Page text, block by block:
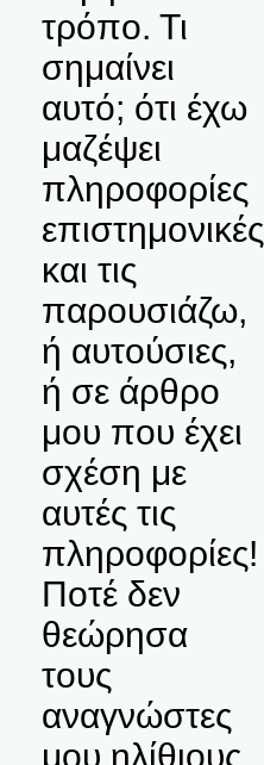
τρόπο. Τι
σημαίνει
αυτό; ότι έχω
μαζέψει
πληροφορίες
επιστημονικές
και τις
παρουσιάζω,
ή αυτούσιες,
ή σε άρθρο
μου που έχει
σχέση με
αυτές τις
πληροφορίες!
Ποτέ δεν
θεώρησα
τους
αναγνώστες
μου ηλίθιους